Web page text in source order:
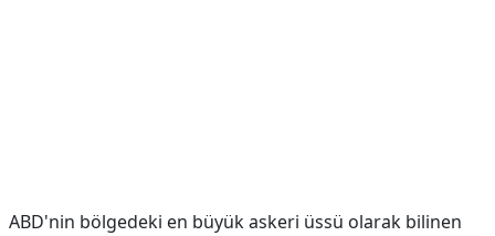
ABD'nin bölgedeki en büyük askeri üssü olarak bilinen